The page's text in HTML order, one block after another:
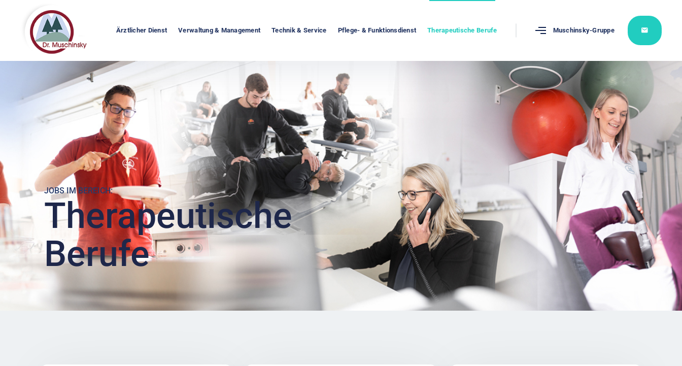
Ärztlicher Dienst Verwaltung & Management Technik & Service Pflege- & Funktionsdienst Therapeutische Berufe Muschinsky-Gruppe
JOBS IM BEREICH:
Therapeutische
Berufe